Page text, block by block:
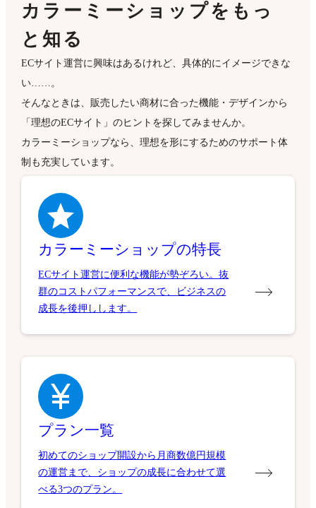
カラーミーショップをもっ
と知る
ECサイト運営に興味はあるけれど、具体的にイメージできな
い……。
そんなときは、販売したい商材に合った機能・デザインから
「理想のECサイト」のヒントを探してみませんか。
カラーミーショップなら、理想を形にするためのサポート体
制も充実しています。
カラーミーショップの特長
ECサイト運営に便利な機能が勢ぞろい。抜
群のコストパフォーマンスで、ビジネスの
成長を後押しします。
プラン一覧
初めてのショップ開設から月商数億円規模
の運営まで、ショップの成長に合わせて選
べる3つのプラン。